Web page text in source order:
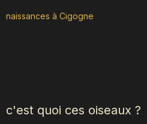
naissances à Cigogne
c'est quoi ces oiseaux ?